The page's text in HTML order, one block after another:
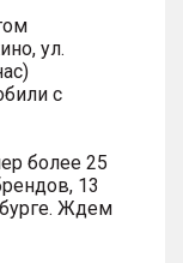
ул.
с
более 25
13
Ждем